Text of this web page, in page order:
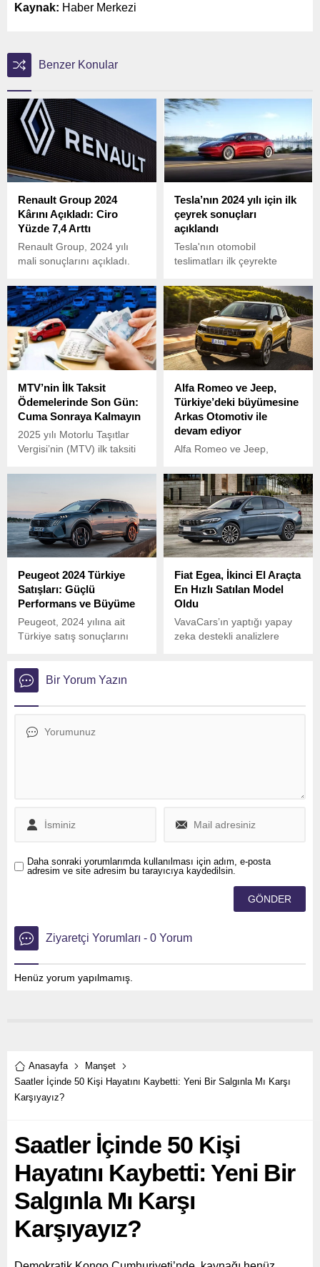
Kaynak: Haber Merkezi
Benzer Konular
Renault Group 2024
Kârını Açıkladı: Ciro
Yüzde 7,4 Arttı
Renault Group, 2024 yılı
mali sonuçlarını açıkladı.
artırarak 56,2 milyar
Euro’ya yükseltti.
Tesla’nın 2024 yılı için ilk
çeyrek sonuçları
açıklandı
Tesla'nın otomobil
teslimatları ilk çeyrekte
göre yüzde 8,5 gerilerken,
2020'den bu yana yıllık
bazda ilk düşüş kaydedildi.
MTV’nin İlk Taksit
Ödemelerinde Son Gün:
Cuma Sonraya Kalmayın
2025 yılı Motorlu Taşıtlar
Vergisi’nin (MTV) ilk taksiti
Ocak’ta başlamıştı ve 31
Alfa Romeo ve Jeep,
Türkiye’deki büyümesine
Arkas Otomotiv ile
devam ediyor
Alfa Romeo ve Jeep,
talebine yanıt vermek üzere
bayi ağını genişletiyor.
Peugeot 2024 Türkiye
Satışları: Güçlü
Performans ve Büyüme
Peugeot, 2024 yılına ait
Türkiye satış sonuçlarını
Türkiye pazarında 70 binin
üzerinde satış
gerçekleştirerek güçlü bir
Fiat Egea, İkinci El Araçta
En Hızlı Satılan Model
Oldu
VavaCars’ın yaptığı yapay
zeka destekli analizlere
olarak belirlendi.
Bir Yorum Yazın
Daha sonraki yorumlarımda kullanılması için adım, e-posta
adresim ve site adresim bu tarayıcıya kaydedilsin.
Ziyaretçi Yorumları - 0 Yorum
Henüz yorum yapılmamış.
Anasayfa
Manşet
Saatler İçinde 50 Kişi Hayatını Kaybetti: Yeni Bir Salgınla Mı Karşı
Karşıyayız?
Saatler İçinde 50 Kişi
Hayatını Kaybetti: Yeni Bir
Salgınla Mı Karşı
Karşıyayız?